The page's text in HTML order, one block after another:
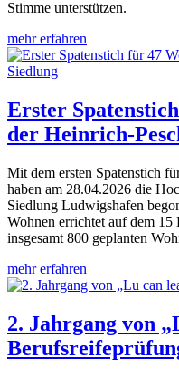
Stimme unterstützen.
mehr erfahren
Erster
der Heinrich-
Mit dem ersten Spatenstich
haben am 28.04.2026 die
Siedlung Ludwigshafen
Wohnen errichtet auf dem
insgesamt 800 geplanten
mehr erfahren
2. Jahrgang von